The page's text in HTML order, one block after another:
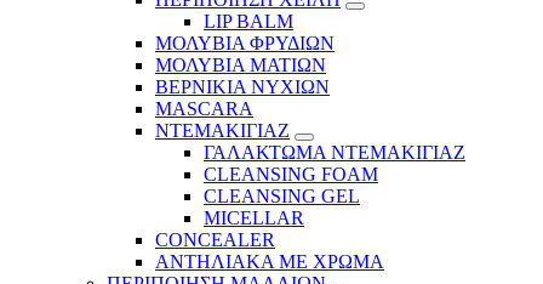
LIP BALM
ΜΟΛΥΒΙΑ ΦΡΥΔΙΩΝ
ΜΟΛΥΒΙΑ ΜΑΤΙΩΝ
ΒΕΡΝΙΚΙΑ ΝΥΧΙΩΝ
MASCARA
ΝΤΕΜΑΚΙΓΙΑΖ
ΓΑΛΑΚΤΩΜΑ ΝΤΕΜΑΚΙΓΙΑΖ
CLEANSING FOAM
CLEANSING GEL
MICELLAR
CONCEALER
ΑΝΤΗΛΙΑΚΑ ΜΕ ΧΡΩΜΑ